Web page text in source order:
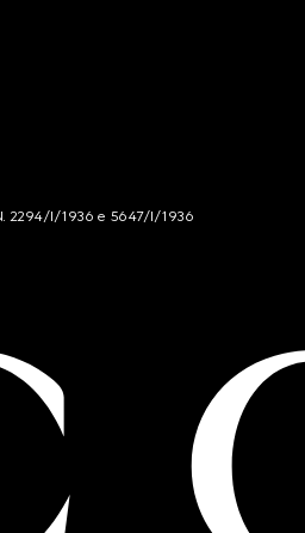
2294/I/1936 e 5647/I/1936